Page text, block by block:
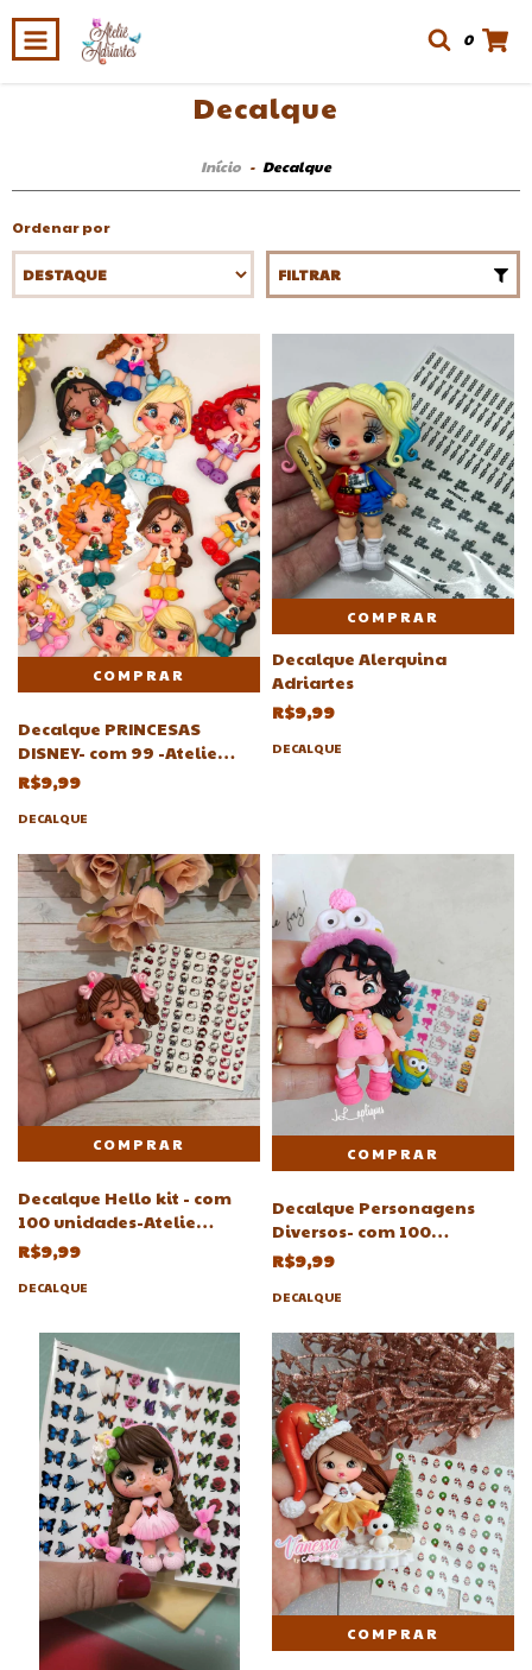
0
Decalque
Início - Decalque
Ordenar por
FILTRAR
Decalque PRINCESAS
DISNEY- com 99 -Atelie
Adriartes
R$9,99
DECALQUE
COMPRAR
Decalque Alerquina
Adriartes
R$9,99
DECALQUE
Decalque Hello kit - com
100 unidades-Atelie
Adriartes
R$9,99
DECALQUE
Decalque Personagens
Diversos- com 100
unidades-Atelie Adriartes
R$9,99
DECALQUE